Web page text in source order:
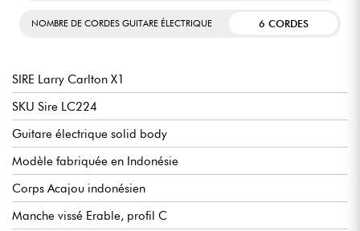
NOMBRE DE CORDES GUITARE ÉLECTRIQUE 6 CORDES
SIRE Larry Carlton X1
SKU Sire LC224
Guitare électrique solid body
Modèle fabriquée en Indonésie
Corps Acajou indonésien
Manche vissé Erable, profil C